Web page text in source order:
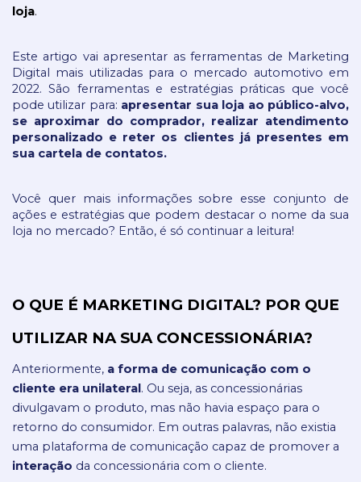
loja.
Este artigo vai apresentar as ferramentas de Marketing
Digital mais utilizadas para o mercado automotivo em
2022. São ferramentas e estratégias práticas que você
pode utilizar para: apresentar sua loja ao público-alvo,
se aproximar do comprador, realizar atendimento
personalizado e reter os clientes já presentes em
sua cartela de contatos.
Você quer mais informações sobre esse conjunto de
ações e estratégias que podem destacar o nome da sua
loja no mercado? Então, é só continuar a leitura!
O QUE É MARKETING DIGITAL? POR QUE
UTILIZAR NA SUA CONCESSIONÁRIA?
Anteriormente, a forma de comunicação com o
cliente era unilateral. Ou seja, as concessionárias
divulgavam o produto, mas não havia espaço para o
retorno do consumidor. Em outras palavras, não existia
interação da concessionária com o cliente.